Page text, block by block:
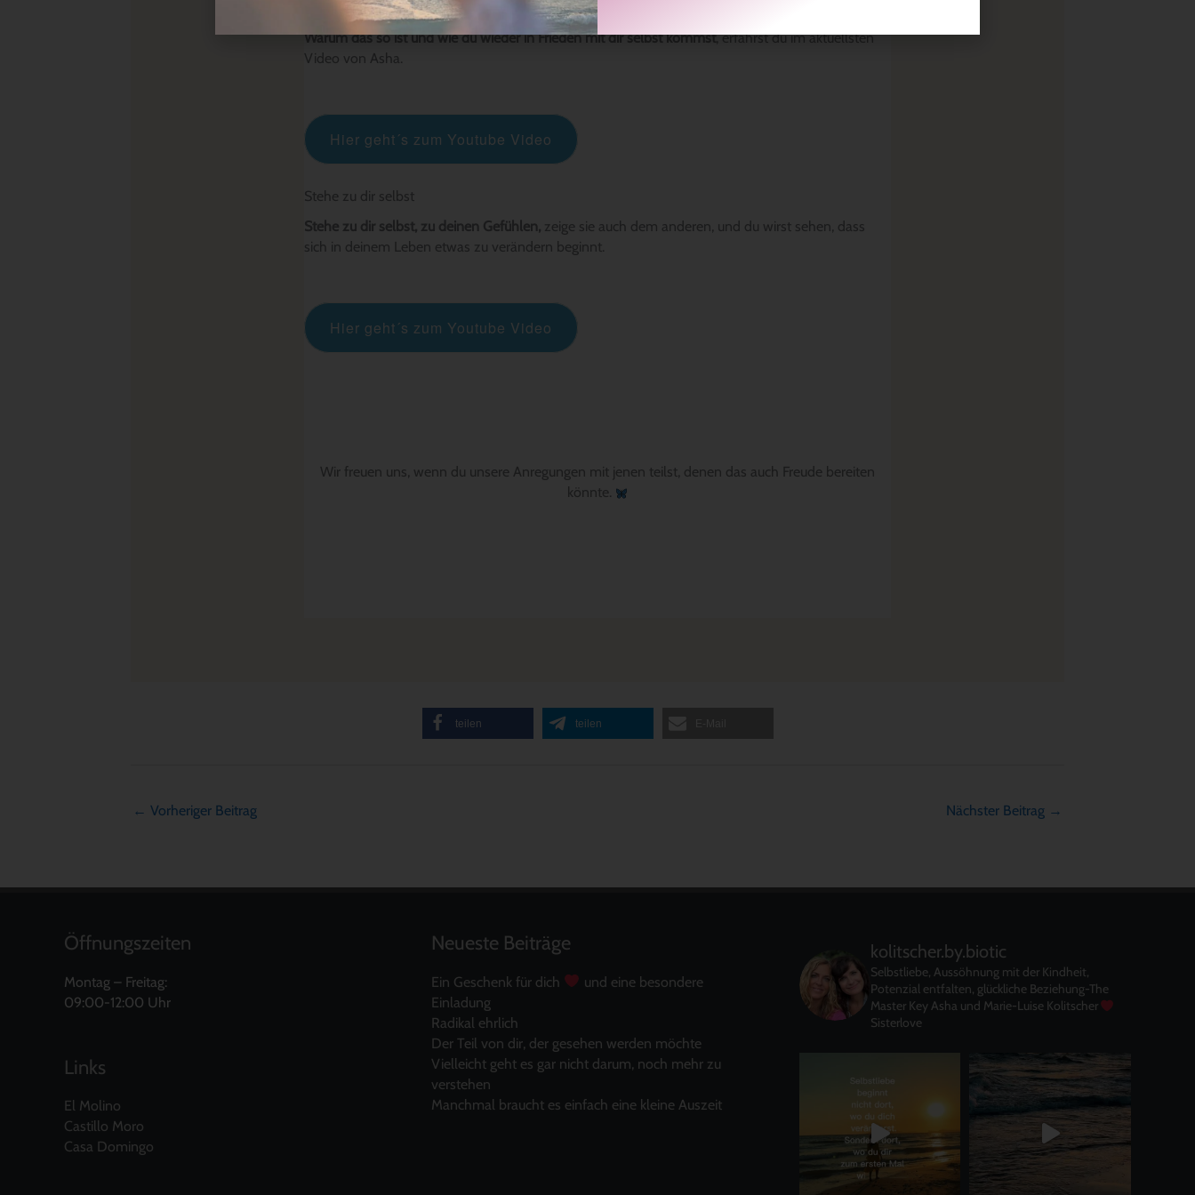
Warum das so ist und wie du wieder in Frieden mit dir selbst kommst, erfährst du im aktuellsten
Video von Asha.
Hier geht´s zum Youtube Video
Stehe zu dir selbst
Stehe zu dir selbst, zu deinen Gefühlen, zeige sie auch dem anderen, und du wirst sehen, dass
sich in deinem Leben etwas zu verändern beginnt.
Hier geht´s zum Youtube Video
Wir freuen uns, wenn du unsere Anregungen mit jenen teilst, denen das auch Freude bereiten
könnte.
teilen teilen
← Vorheriger Beitrag Nächster Beitrag →
Öffnungszeiten
Montag – Freitag:
09:00-12:00 Uhr
Links
El Molino
Castillo Moro
Casa Domingo
Neueste Beiträge
Ein Geschenk für dich
und eine besondere
Einladung
Radikal ehrlich
Der Teil von dir, der gesehen werden möchte
Vielleicht geht es gar nicht darum, noch mehr zu
verstehen
Manchmal braucht es einfach eine kleine Auszeit
kolitscher.by.biotic
Selbstliebe, Aussöhnung mit der Kindheit,
Potenzial entfalten, glückliche Beziehung-The
Master KeyAsha und Marie-Luise Kolitscher
Sisterlove